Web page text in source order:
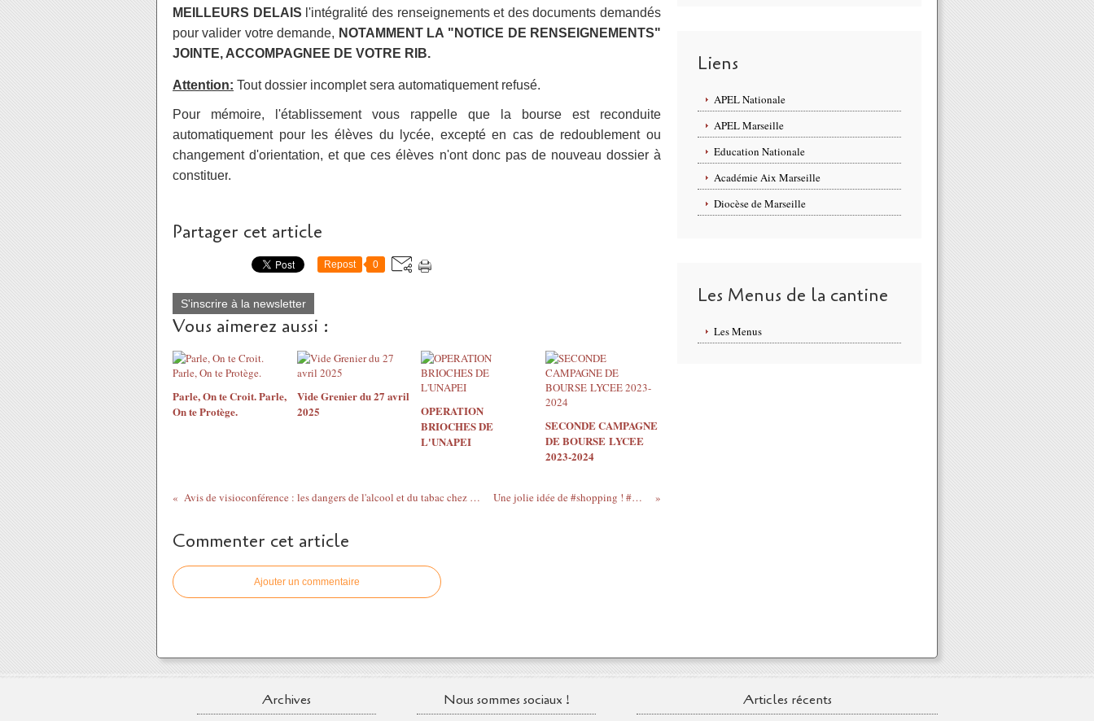
MEILLEURS DELAIS l'intégralité des renseignements et des documents demandés
pour valider votre demande, NOTAMMENT LA "NOTICE DE RENSEIGNEMENTS"
JOINTE, ACCOMPAGNEE DE VOTRE RIB.
Attention: Tout dossier incomplet sera automatiquement refusé.
Pour mémoire, l'établissement vous rappelle que la bourse est reconduite
automatiquement pour les élèves du lycée, excepté en cas de redoublement ou
changement d'orientation, et que ces élèves n'ont donc pas de nouveau dossier à
constituer.
Partager cet article
Repost 0
S'inscrire à la newsletter
Vous aimerez aussi :
Parle, On te Croit. Parle,
On te Protège.
Vide Grenier du 27 avril
2025
OPERATION
BRIOCHES DE
L'UNAPEI
SECONDE CAMPAGNE
DE BOURSE LYCEE
2023-2024
Avis de visioconférence : les dangers de l'alcool et du tabac chez les adolescents Une jolie idée de #shopping ! #marseille...
Commenter cet article
Ajouter un commentaire
Liens
APEL Nationale
APEL Marseille
Education Nationale
Académie Aix Marseille
Diocèse de Marseille
Les Menus de la cantine
Les Menus
Archives Nous sommes sociaux ! Articles récents